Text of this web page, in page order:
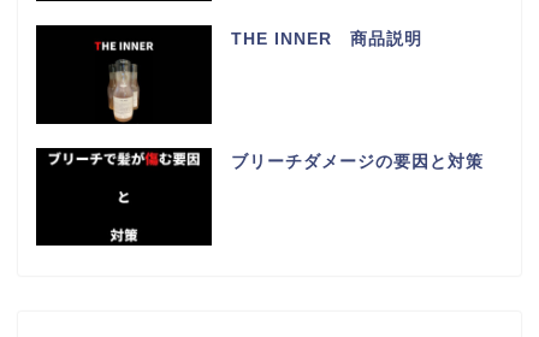
THE INNER 商品説明
ブリーチダメージの要因と対策